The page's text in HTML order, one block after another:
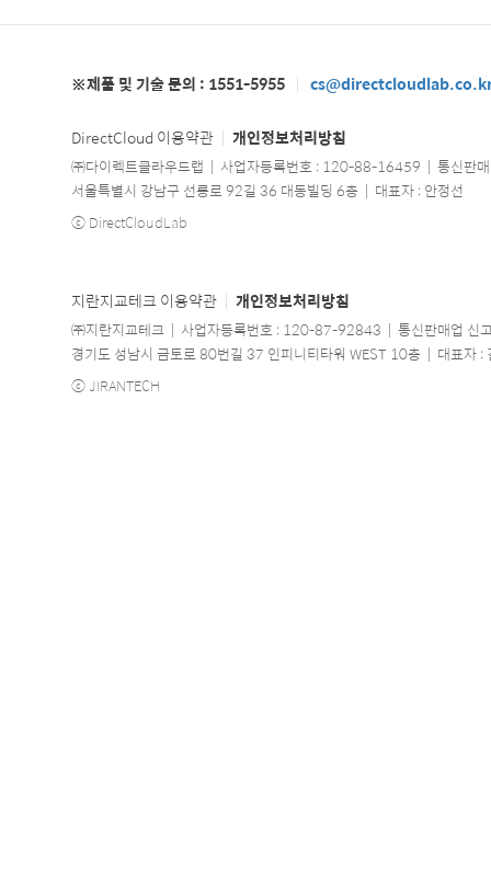
※제품 및 기술 문의 : 1551-5955 |
DirectCloud 이용약관 | 개인정보처리방침
㈜다이렉트클라우드랩 | 사업자등록번호 : 120-88-16459 | 통신판
서울특별시 강남구 선릉로 92길 36 대동빌딩 6층 | 대표자 : 안정선
ⓒ DirectCloudLab
지란지교테크 이용약관 | 개인정보처리방침
㈜지란지교테크 | 사업자등록번호 : 120-87-92843 | 통신판매업
경기도 성남시 금토로 80번길 37 인피니티타워 WEST 10층 | 대표
ⓒ JIRANTECH